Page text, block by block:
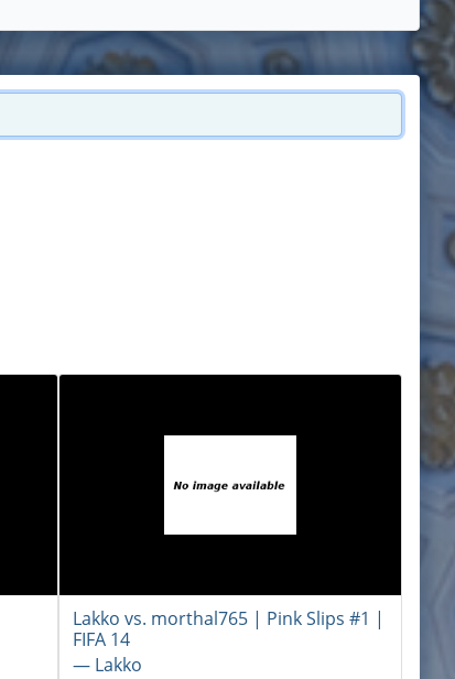
Lakko vs. morthal765 | Pink Slips #1 |
FIFA 14
― Lakko